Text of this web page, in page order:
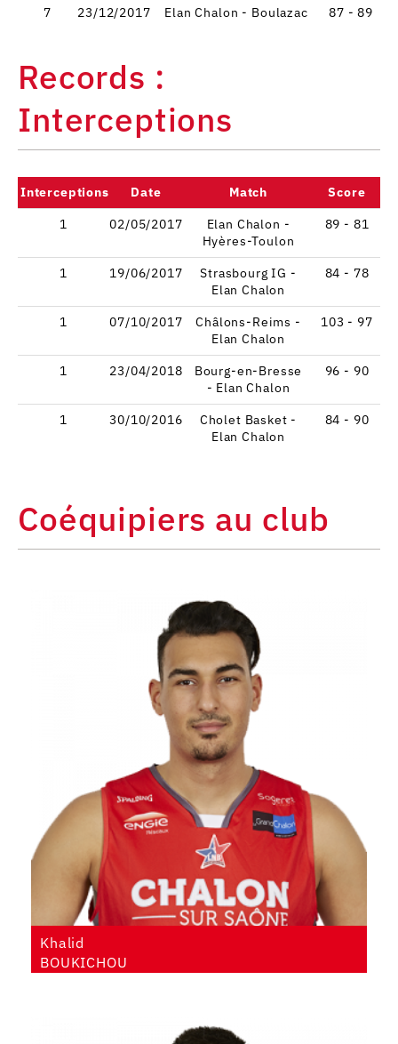
7 23/12/2017 Elan Chalon - Boulazac 87 - 89
Records :
Interceptions
Interceptions Date Match
Score
1
02/05/2017
Elan Chalon -
Hyères-Toulon
89 - 81
1 19/06/2017
Strasbourg IG -
Elan Chalon
84 - 78
1 07/10/2017
Châlons-Reims -
Elan Chalon
103 - 97
1 23/04/2018
Bourg-en-Bresse
- Elan Chalon
96 - 90
1 30/10/2016
Cholet Basket -
Elan Chalon
84 - 90
Coéquipiers au club
Khalid
BOUKICHOU